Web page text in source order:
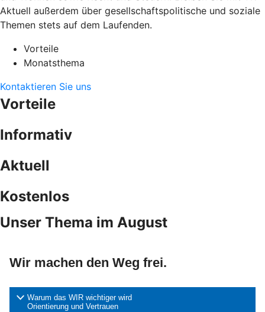
Aktuell außerdem über gesellschaftspolitische und soziale
Themen stets auf dem Laufenden.
Vorteile
Monatsthema
Kontaktieren Sie uns
Vorteile
Informativ
Aktuell
Kostenlos
Unser Thema im August